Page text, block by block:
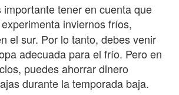
importante tener en cuenta que
experimenta inviernos fríos,
el sur. Por lo tanto, debes venir
adecuada para el frío. Pero en
puedes ahorrar dinero
durante la temporada baja.